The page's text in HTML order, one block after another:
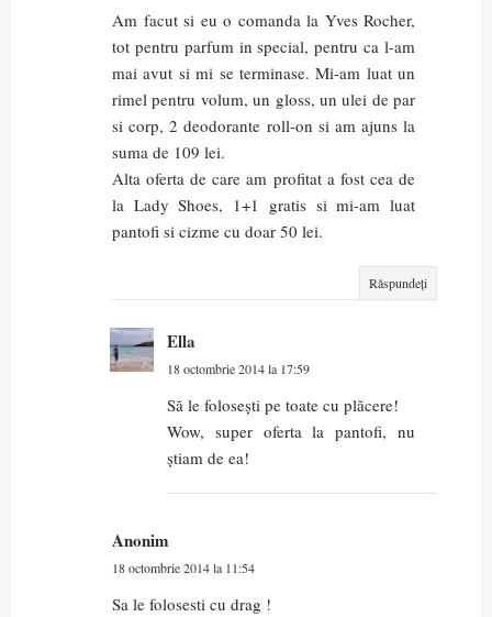
Am facut si eu o comanda la Yves Rocher,
tot pentru parfum in special, pentru ca l-am
mai avut si mi se terminase. Mi-am luat un
rimel pentru volum, un gloss, un ulei de par
si corp, 2 deodorante roll-on si am ajuns la
suma de 109 lei.
Alta oferta de care am profitat a fost cea de
la Lady Shoes, 1+1 gratis si mi-am luat
pantofi si cizme cu doar 50 lei.
Răspundeți
Ella
18 octombrie 2014 la 17:59
Să le folosești pe toate cu plăcere!
Wow, super oferta la pantofi, nu
știam de ea!
Anonim
18 octombrie 2014 la 11:54
Sa le folosesti cu drag !